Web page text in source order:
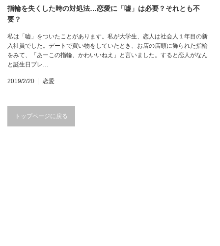
指輪を失くした時の対処法…恋愛に「嘘」は必要？それとも不
要？
私は「嘘」をついたことがあります。私が大学生、恋人は社会人１年目の新
入社員でした。デートで買い物をしていたとき、お店の店頭に飾られた指輪
をみて、「あーこの指輪、かわいいねえ」と言いました。すると恋人がなん
と誕生日プレ…
2019/2/20 恋愛
トップページに戻る